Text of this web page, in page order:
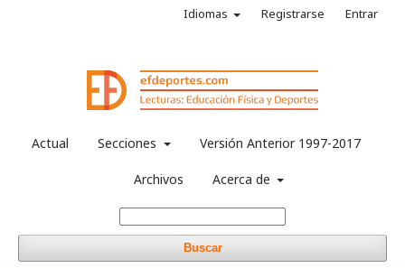
Actual Secciones Versión Anterior 1997-2017
Archivos Acerca de
Buscar
Idiomas Registrarse Entrar